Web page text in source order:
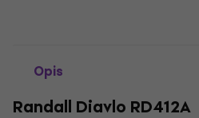
Opis
Randall Diavlo RD412A